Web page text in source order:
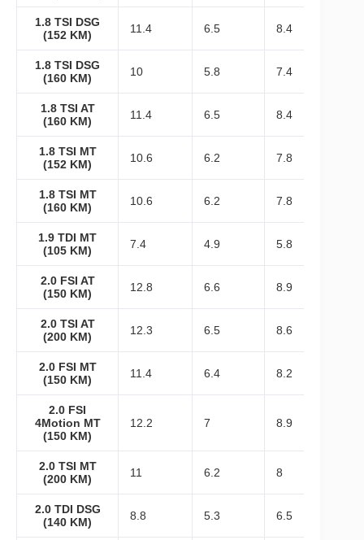
1.8 TSI DSG
(152 KM)
11.4 6.5 8.4
1.8 TSI DSG
(160 KM)
10 5.8 7.4
1.8 TSI AT
(160 KM)
11.4 6.5 8.4
1.8 TSI MT
(152 KM)
10.6 6.2 7.8
1.8 TSI MT
(160 KM)
10.6 6.2 7.8
1.9 TDI MT
(105 KM)
7.4 4.9 5.8
2.0 FSI AT
(150 KM)
12.8 6.6 8.9
2.0 TSI AT
(200 KM)
12.3 6.5 8.6
2.0 FSI MT
(150 KM)
11.4 6.4 8.2
2.0 FSI
4Motion MT
(150 KM)
12.2 7 8.9
2.0 TSI MT
(200 KM)
11 6.2 8
2.0 TDI DSG
(140 KM)
8.8 5.3 6.5